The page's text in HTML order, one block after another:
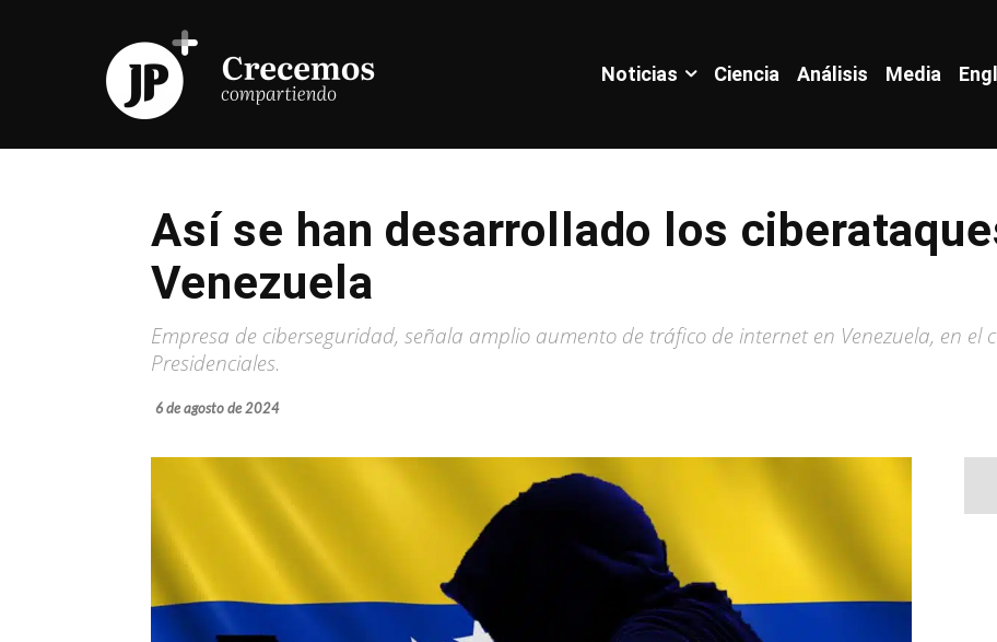
Noticias Ciencia Análisis Media
Así se han desarrollado los
Venezuela
Empresa de ciberseguridad, señala amplio aumento de tráfico de internet en Venezuela, en el
Presidenciales.
6 de agosto de 2024